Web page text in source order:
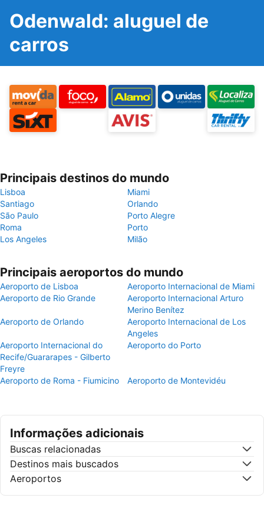
Odenwald: aluguel de
carros
Principais destinos do mundo
Lisboa
Miami
Santiago
Orlando
São Paulo
Porto Alegre
Roma
Porto
Los Angeles
Milão
Principais aeroportos do mundo
Aeroporto de Lisboa
Aeroporto Internacional de Miami
Aeroporto de Rio Grande
Aeroporto Internacional Arturo
Merino Benítez
Aeroporto de Orlando
Aeroporto Internacional de Los
Angeles
Aeroporto Internacional do
Recife/Guararapes - Gilberto
Freyre
Aeroporto do Porto
Aeroporto de Roma - Fiumicino Aeroporto de Montevidéu
Informações adicionais
Buscas relacionadas
Destinos mais buscados
Aeroportos